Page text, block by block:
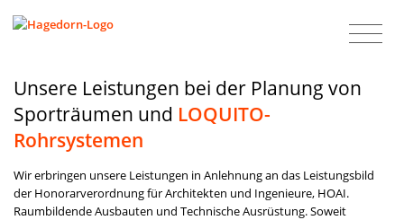
Unsere Leistungen bei der Planung von
Sporträumen und LOQUITO-
Rohrsystemen
Wir erbringen unsere Leistungen in Anlehnung an das Leistungsbild
der Honorarverordnung für Architekten und Ingenieure, HOAI.
Raumbildende Ausbauten und Technische Ausrüstung. Soweit